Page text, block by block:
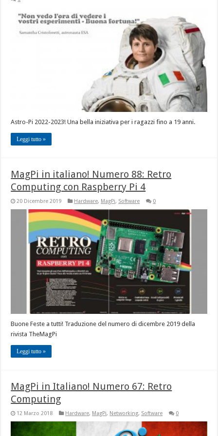
Astro-Pi 2022-2023! Una bella iniziativa per i ragazzi fino a 19 anni.
Leggi tutto »
MagPi in italiano! Numero 88: Retro
Computing con Raspberry Pi 4
20 Dicembre 2019 Hardware, MagPi, Software 0
Buone Feste a tutti! Traduzione del numero di dicembre 2019 della
rivista TheMagPi
Leggi tutto »
MagPi in Italiano! Numero 67: Retro
Computing
12 Marzo 2018 Hardware, MagPi, Networking, Software 0